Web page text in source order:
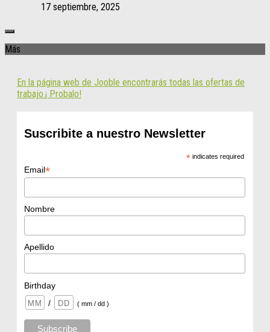
17 septiembre, 2025
Más
En la página web de Jooble encontrarás todas las ofertas de
trabajo.¡ Probalo!
Suscribite a nuestro Newsletter
*indicates required
Email*
Nombre
Apellido
Birthday
/
( mm / dd )